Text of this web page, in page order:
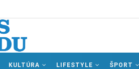
KULTÚRA LIFESTYLE ŠPORT